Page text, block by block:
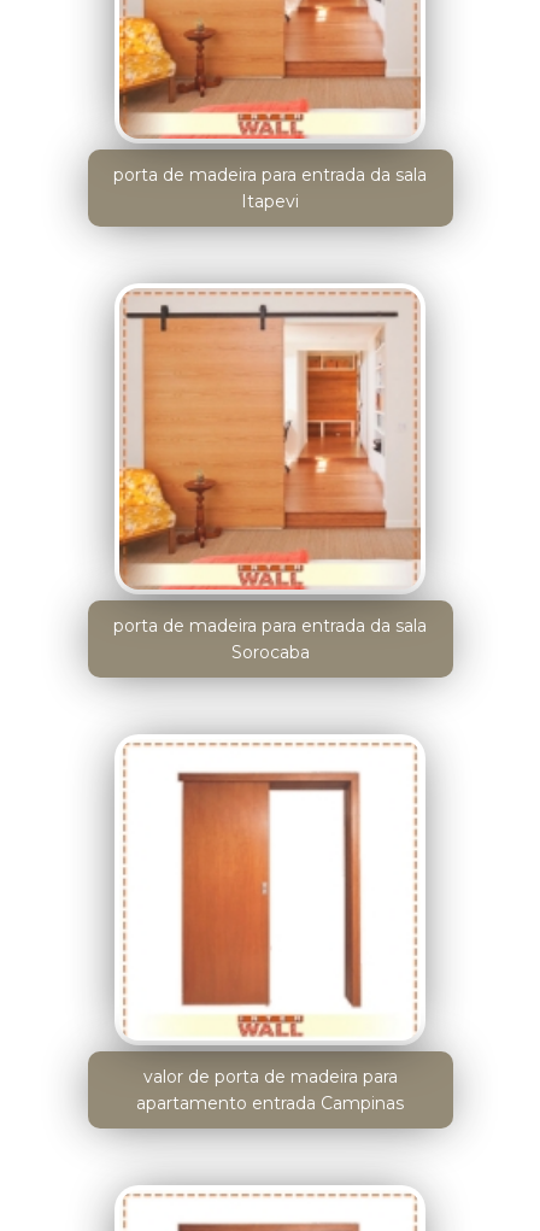
porta de madeira para entrada da sala
Itapevi
porta de madeira para entrada da sala
Sorocaba
valor de porta de madeira para
apartamento entrada Campinas